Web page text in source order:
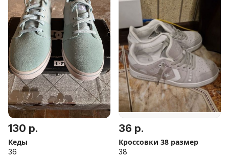
130 р.
Кеды
36
36 р.
Кроссовки 38 размер
38